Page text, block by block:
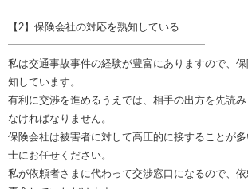
【2】保険会社の対応を熟知している
━━━━━━━━━━━━━━━━━━━
私は交通事故事件の経験が豊富にありますので、
知しています。
有利に交渉を進めるうえでは、相手の出方を先読
なければなりません。
保険会社は被害者に対して高圧的に接することが
士にお任せください。
私が依頼者さまに代わって交渉窓口になるので、